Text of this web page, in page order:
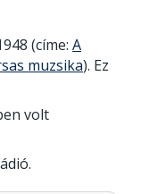
(címe: A
muzsika). Ez
volt